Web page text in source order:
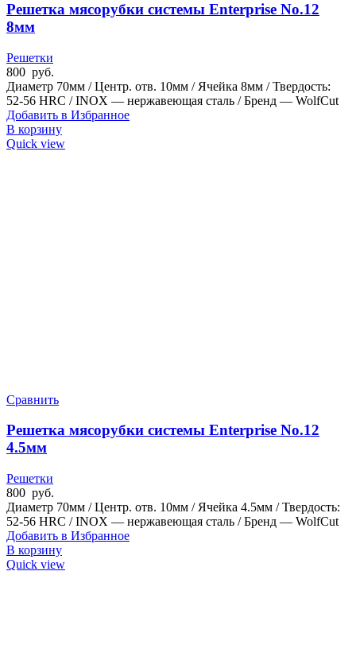
Решетка мясорубки системы Enterprise No.12
8мм
Решетки
800 руб.
Диаметр 70мм / Центр. отв. 10мм / Ячейка 8мм / Твердость:
52-56 HRC / INOX — нержавеющая сталь / Бренд — WolfCut
Добавить в Избранное
В корзину
Quick view
Сравнить
Решетка мясорубки системы Enterprise No.12
4.5мм
Решетки
800 руб.
Диаметр 70мм / Центр. отв. 10мм / Ячейка 4.5мм / Твердость:
52-56 HRC / INOX — нержавеющая сталь / Бренд — WolfCut
Добавить в Избранное
В корзину
Quick view